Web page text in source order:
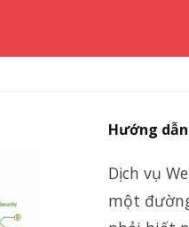
Hướng
Dịch vụ
một